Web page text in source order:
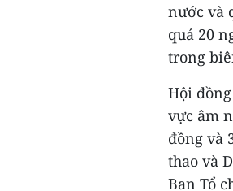
nước và
quá 20
trong
Hội
vực âm
đồng và
thao và
Ban Tổ